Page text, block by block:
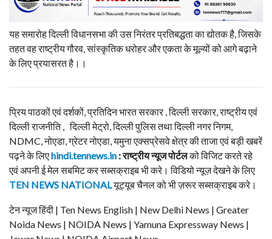
यह समारोह दिल्ली विधानसभा की उस निरंतर प्रतिबद्धता का द्योतक है, जिसके
तहत वह राष्ट्रीय गौरव, सांस्कृतिक धरोहर और एकता के मूल्यों को आगे बढ़ाने
के लिए प्रयासरत है।।
प्रिय पाठकों एवं दर्शकों, प्रतिदिन भारत सरकार , दिल्ली सरकार, राष्ट्रीय एवं
दिल्ली राजनीति , दिल्ली मेट्रो, दिल्ली पुलिस तथा दिल्ली नगर निगम,
NDMC, नोएडा, ग्रेटर नोएडा, यमुना एक्सप्रेसवे क्षेत्र की ताजा एवं बड़ी खबरें
पढ़ने के लिएhindi.tennews.in : राष्ट्रीय न्यूज पोर्टलको विजिट करते रहे
एवं अपनी ई मेल सबमिट कर सब्सक्राइब भी करे। विडियो न्यूज़ देखने के लिए
TEN NEWS NATIONALयूट्यूब चैनल को भी ज़रूर सब्सक्राइब करे।
टेन न्यूज हिंदी | Ten News English | New Delhi News | Greater
Noida News | NOIDA News | Yamuna Expressway News |